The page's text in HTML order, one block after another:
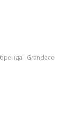
Grandeco